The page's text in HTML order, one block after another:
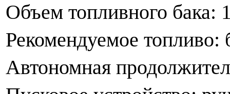
Объем топливного бака:
Рекомендуемое
Автономная